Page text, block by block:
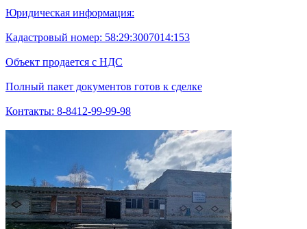
Юридическая информация:
Кадастровый номер: 58:29:3007014:153
Объект продается с НДС
Полный пакет документов готов к сделке
Контакты: 8-8412-99-99-98